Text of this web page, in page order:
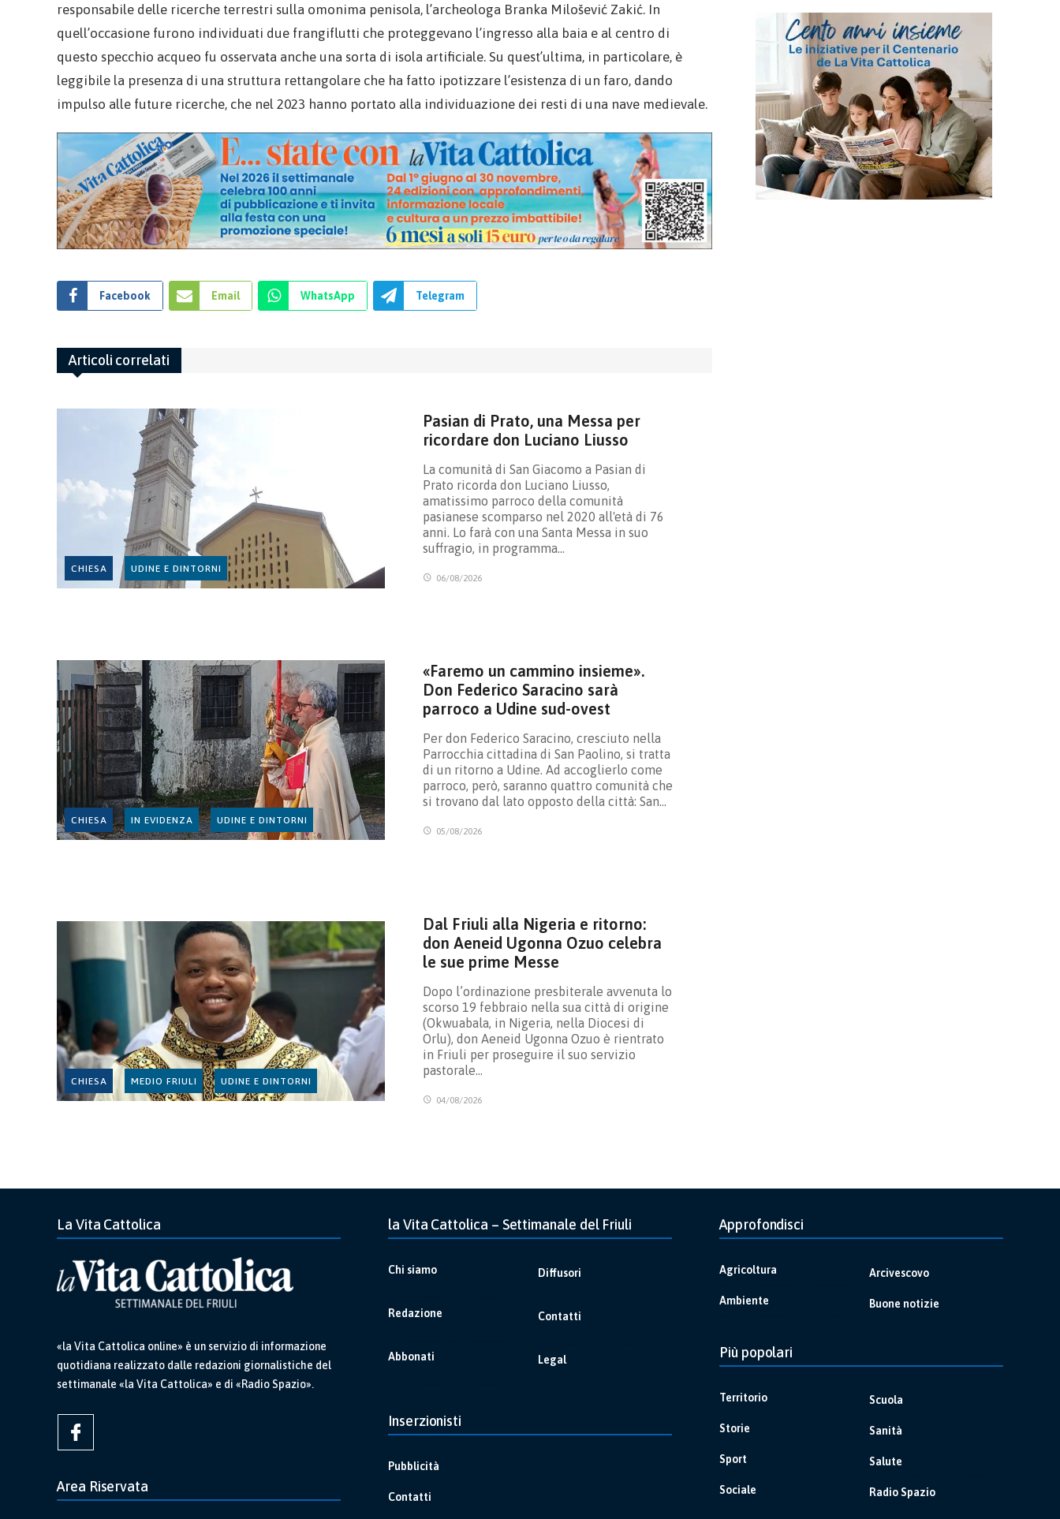
responsabile delle ricerche terrestri sulla omonima penisola, l’archeologa Branka Milošević Zakić. In
quell’occasione furono individuati due frangiflutti che proteggevano l’ingresso alla baia e al centro di
questo specchio acqueo fu osservata anche una sorta di isola artificiale. Su quest’ultima, in particolare, è
leggibile la presenza di una struttura rettangolare che ha fatto ipotizzare l’esistenza di un faro, dando
impulso alle future ricerche, che nel 2023 hanno portato alla individuazione dei resti di una nave medievale.
Facebook Email WhatsApp Telegram
Articoli correlati
CHIESA UDINE E DINTORNI
Pasian di Prato, una Messa per
ricordare don Luciano Liusso
La comunità di San Giacomo a Pasian di
Prato ricorda don Luciano Liusso,
amatissimo parroco della comunità
pasianese scomparso nel 2020 all'età di 76
anni. Lo farà con una Santa Messa in suo
suffragio, in programma…
06/08/2026
CHIESA IN EVIDENZA UDINE E DINTORNI
«Faremo un cammino insieme».
Don Federico Saracino sarà
parroco a Udine sud-ovest
Per don Federico Saracino, cresciuto nella
Parrocchia cittadina di San Paolino, si tratta
di un ritorno a Udine. Ad accoglierlo come
parroco, però, saranno quattro comunità che
si trovano dal lato opposto della città: San…
05/08/2026
CHIESA MEDIO FRIULI UDINE E DINTORNI
Dal Friuli alla Nigeria e ritorno:
don Aeneid Ugonna Ozuo celebra
le sue prime Messe
Dopo l’ordinazione presbiterale avvenuta lo
scorso 19 febbraio nella sua città di origine
(Okwuabala, in Nigeria, nella Diocesi di
Orlu), don Aeneid Ugonna Ozuo è rientrato
in Friuli per proseguire il suo servizio
pastorale…
04/08/2026
La Vita Cattolica
«la Vita Cattolica online» è un servizio di informazione
quotidiana realizzato dalle redazioni giornalistiche del
settimanale «la Vita Cattolica» e di «Radio Spazio».
Area Riservata
la Vita Cattolica – Settimanale del Friuli
Chi siamo
Redazione
Abbonati
Diffusori
Contatti
Legal
Inserzionisti
Pubblicità
Contatti
Approfondisci
Agricoltura
Ambiente
Arcivescovo
Buone notizie
Più popolari
Territorio
Storie
Sport
Sociale
Scuola
Sanità
Salute
Radio Spazio